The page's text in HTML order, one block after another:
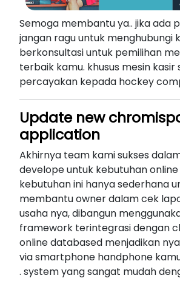
Semoga membantu ya.. jika ada
jangan ragu untuk menghubungi
berkonsultasi untuk pemilihan
terbaik kamu. khusus mesin kasir
percayakan kepada hockey
Update new
application
Akhirnya team kami sukses
develope untuk kebutuhan
kebutuhan ini hanya sederhana
membantu owner dalam cek
usaha nya, dibangun
framework terintegrasi dengan
online databased menjadikan
via smartphone handphone
. system yang sangat mudah